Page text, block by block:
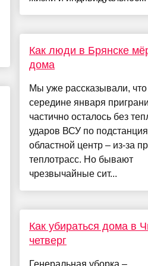
Как люди в Брянске
дома
Мы уже рассказывали,
середине января
частично осталось без
ударов ВСУ по
областной центр – из-за
теплотрасс. Но бывают
чрезвычайные сит...
Как убираться дома в
четверг